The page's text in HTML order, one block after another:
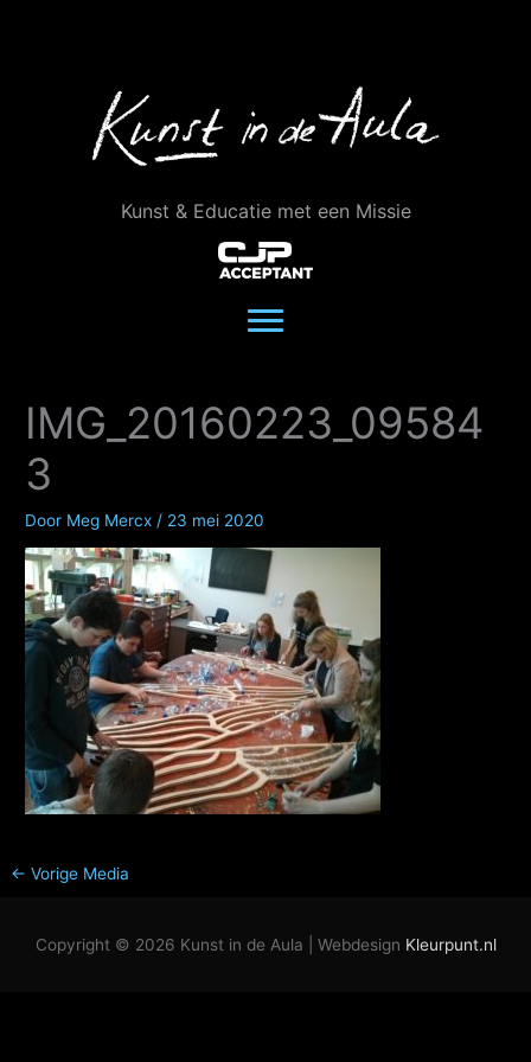
Kunst & Educatie met een Missie
IMG_20160223_09584
3
Door Meg Mercx / 23 mei 2020
← Vorige Media
Copyright © 2026 Kunst in de Aula | Webdesign Kleurpunt.nl